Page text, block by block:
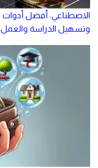
الاصطناعي: أفضل أدوات
وتسهيل الدراسة والعمل